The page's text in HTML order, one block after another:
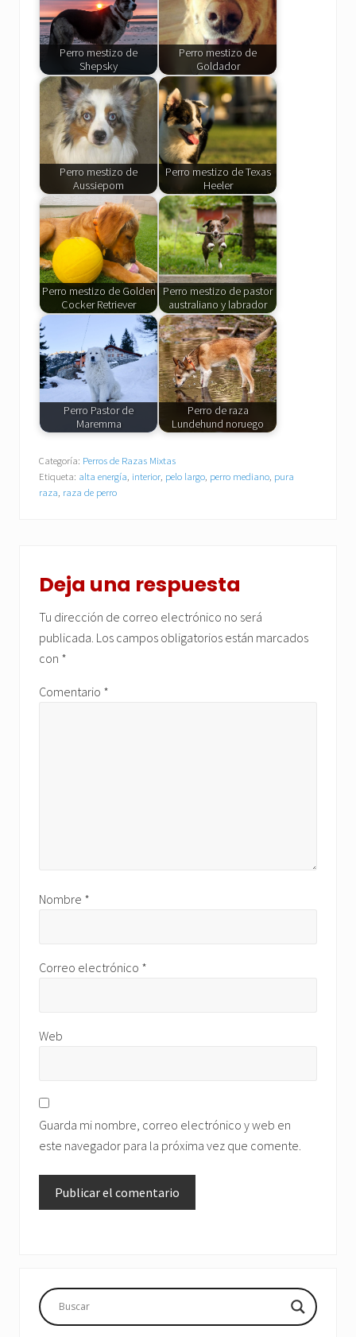
Perro mestizo de
Shepsky
Perro mestizo de
Goldador
Perro mestizo de
Aussiepom
Perro mestizo de Texas
Heeler
Perro mestizo de Golden
Cocker Retriever
Perro mestizo de pastor
australiano y labrador
Perro Pastor de
Maremma
Perro de raza
Lundehund noruego
Categoría: Perros de Razas Mixtas
Etiqueta: alta energía interior pelo largo perro mediano pura
raza raza de perro
con
los
lectores
Deja una respuesta
Tu dirección de correo electrónico no será
publicada. Los campos obligatorios están marcados
con *
Comentario *
Nombre *
Correo electrónico *
Web
Guarda mi nombre, correo electrónico y web en
este navegador para la próxima vez que comente.
Barra
lateral